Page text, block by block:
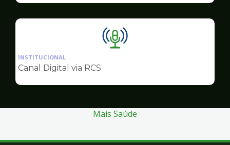
Comunicação
Ilustração
Comunicação
INSTITUCIONAL
Canal Digital via RCS
Mais Saúde